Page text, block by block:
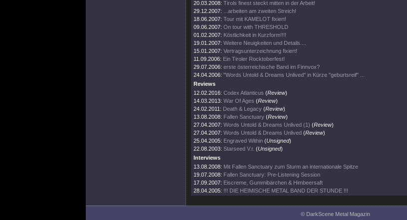
20.03.2008: Tirols finest steckt mitten in der Arbeit!
29.12.2007:
...arbeiten am zweiten Streich!
18.06.2007: Tour mit KAMELOT fixiert!
09.06.2007: On tour with THRESHOLD
01.02.2007: Köstlichkeit in Kurzform!!!!
19.01.2007: Weitere Neuigkeiten und Details....
15.01.2007: Vertragsunterzeichnung fixiert!
11.09.2006: Ein Tiroler Rocktoberfest!
29.07.2006: erste österreichische Band im Finnvox?
24.04.2006: "Words Untold & Dreams Unlived" in Kürze "geburtsreif" ...
Reviews
12.02.2016: Codex Atlanticus (Review)
14.03.2013: War Of Ages (Review)
24.02.2011: Death & Legacy (Review)
13.08.2008: Fallen Sanctuary (Review)
27.04.2007: Words Untold & Dreams Unlived (1) (Review)
27.04.2007: Words Untold & Dreams Unlived (Review)
25.04.2005: Engraved Within (Unsigned)
22.08.2003: Starseed V.r. (Unsigned)
Interviews
13.08.2008: Mit Fallen Sanctuary zum Sturm an internationale Spitze
19.07.2008: Fallen Sanctuary: Pre-Listening Session
17.09.2007: Eiscreme, Gummibärchen & Himbeersaft
28.04.2005: !!! DIE HEIMISCHE METAL BAND DER STUNDE !!!
© DarkScene Metal Magazin